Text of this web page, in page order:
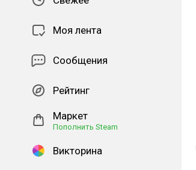
Моя лента
Сообщения
Рейтинг
Маркет
Пополнить Steam
Викторина